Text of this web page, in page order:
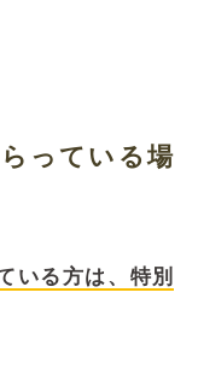
っている場
いる方は、特別